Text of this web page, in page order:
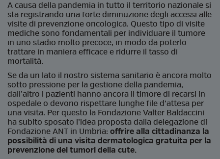
A causa della pandemia in tutto il territorio nazionale si
sta registrando una forte diminuzione degli accessi alle
visite di prevenzione oncologica. Questo tipo di visite
mediche sono fondamentali per individuare il tumore
in uno stadio molto precoce, in modo da poterlo
trattare in maniera efficace e ridurre il tasso di
mortalità.
Se da un lato il nostro sistema sanitario è ancora molto
sotto pressione per la gestione della pandemia,
dall’altro i pazienti hanno ancora il timore di recarsi in
ospedale o devono rispettare lunghe file d’attesa per
una visita. Per questo la Fondazione Valter Baldaccini
ha subito sposato l’idea proposta dalla delegazione di
Fondazione ANT in Umbria: offrire alla cittadinanza la
possibilità di una visita dermatologica gratuita per la
prevenzione dei tumori della cute.